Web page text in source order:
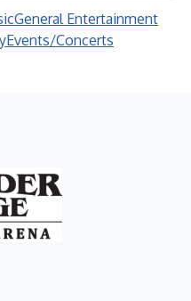
General Entertainment
Events/Concerts